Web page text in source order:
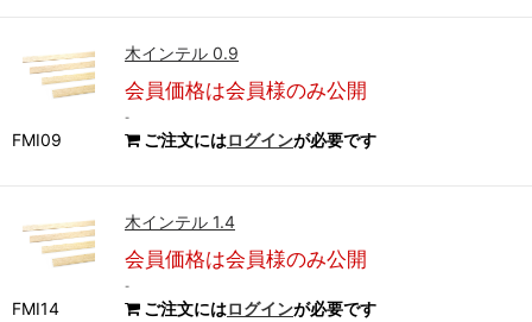
FMI09
木インテル 0.9
会員価格は会員様のみ公開
-
ご注文にはログインが必要です
FMI14
木インテル 1.4
会員価格は会員様のみ公開
-
ご注文にはログインが必要です